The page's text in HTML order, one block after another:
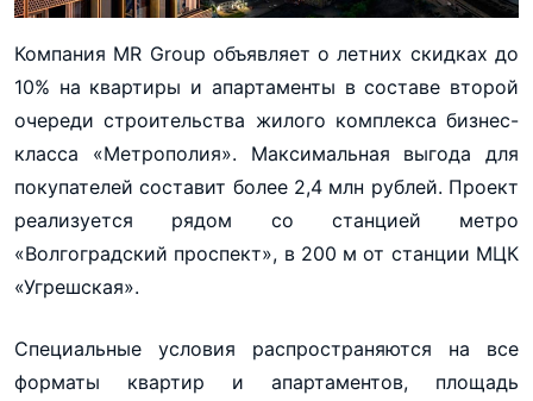
Компания MR Group объявляет о летних скидках до
10% на квартиры и апартаменты в составе второй
очереди строительства жилого комплекса бизнес-
класса «Метрополия». Максимальная выгода для
покупателей составит более 2,4 млн рублей. Проект
реализуется рядом со станцией метро
«Волгоградский проспект», в 200 м от станции МЦК
«Угрешская».
Специальные условия распространяются на все
форматы квартир и апартаментов, площадь